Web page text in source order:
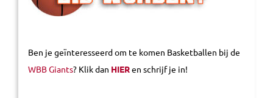
Ben je geïnteresseerd om te komen Basketballen bij de
WBB Giants? Klik dan HIERen schrijf je in!